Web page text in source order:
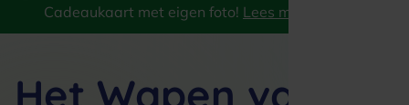
Cadeaukaart met eigen foto! Lees meer
Het Wapen van